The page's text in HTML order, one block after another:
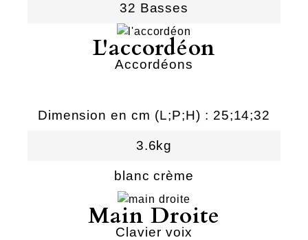
32 Basses
L'accordéon
Accordéons
Dimension en cm (L;P;H) : 25;14;32
3.6kg
blanc crème
Main Droite
Clavier voix